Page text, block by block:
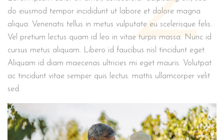
do eiusmod tempor incididunt ut labore et dolore magna
aliqua. Venenatis tellus in metus vulputate eu scelerisque felis.
Vel pretium lectus quam id leo in vitae turpis massa. Nunc id
cursus metus aliquam. Libero id faucibus nisl tincidunt eget.
Aliquam id diam maecenas ultricies mi eget mauris. Volutpat
ac tincidunt vitae semper quis lectus. mattis ullamcorper velit
sed.